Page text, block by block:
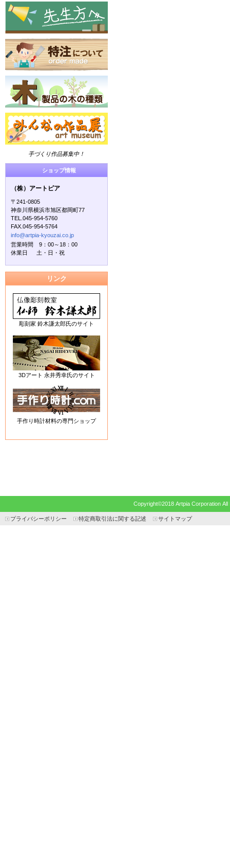
手づくり作品募集中！
ショップ情報
（株）アートピア
〒241-0805
神奈川県横浜市旭区都岡町77
TEL.045-954-5760
FAX.045-954-5764
info@artpia-kyouzai.co.jp
営業時間 9：00～18：00
休業日 土・日・祝
リンク
彫刻家 鈴木謙太郎氏のサイト
3Dアート 永井秀幸氏のサイト
手作り時計材料の専門ショップ
Copyright©2018 Artpia Corporation
プライバシーポリシー 特定商取引法に関する記述 サイトマップ